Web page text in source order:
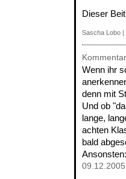
Dieser
Sascha Lobo |
Kommentar
Wenn ihr
denn mit
Und ob
lange,
achten
bald